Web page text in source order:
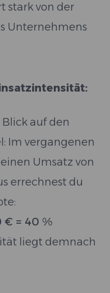
stark von der
Unternehmens
auf den
Im vergangenen
Umsatz von
errechnest du
€ = 40 %
liegt demnach